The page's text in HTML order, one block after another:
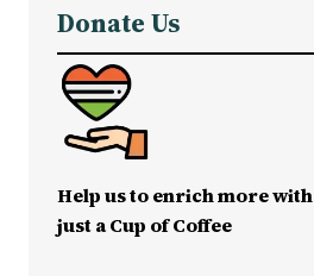
Donate Us
Help us to enrich more with
just a Cup of Coffee